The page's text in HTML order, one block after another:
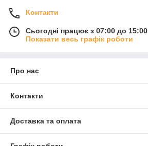
Контакти
Сьогодні працює з 07:00 до 15:00
Показати весь графік роботи
Про нас
Контакти
Доставка та оплата